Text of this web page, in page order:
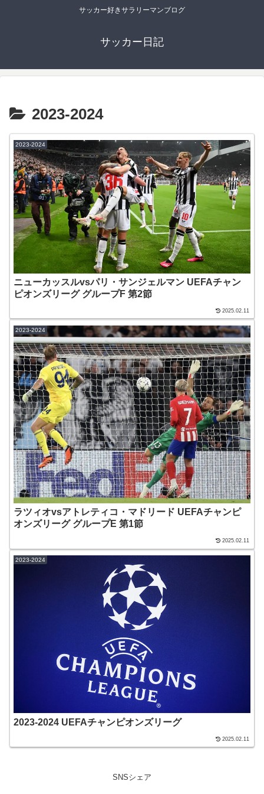
サッカー好きサラリーマンブログ
サッカー日記
2023-2024
2023-2024
ニューカッスルvsパリ・サンジェルマン UEFAチャン
ピオンズリーグ グループF 第2節
2025.02.11
2023-2024
ラツィオvsアトレティコ・マドリード UEFAチャンピ
オンズリーグ グループE 第1節
2025.02.11
2023-2024
2023-2024 UEFAチャンピオンズリーグ
2025.02.11
SNSシェア